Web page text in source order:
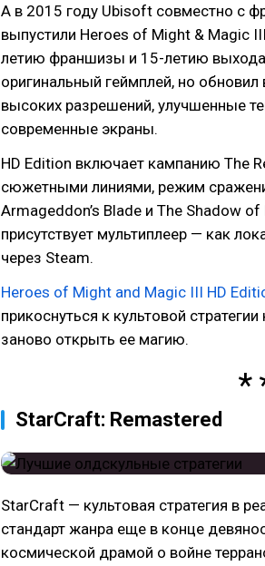
А в 2015 году Ubisoft совместно с
выпустили Heroes of Might & Magic
летию франшизы и 15-летию выхода
оригинальный геймплей, но
высоких разрешений, улучшенные
современные экраны.
HD Edition включает кампанию The
сюжетными линиями, режим
Armageddon’s Blade и The Shadow
присутствует мультиплеер — как
через Steam.
Heroes of Might and Magic III HD
прикоснуться к культовой
заново открыть ее магию.
StarCraft: Remastered
StarCraft — культовая стратегия в
стандарт жанра еще в конце
космической драмой о войне